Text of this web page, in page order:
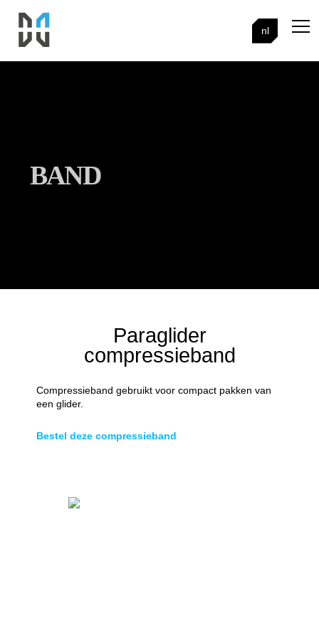
nl
BAND
Paraglider
compressieband
Compressieband gebruikt voor compact pakken van
een glider.
Bestel deze compressieband